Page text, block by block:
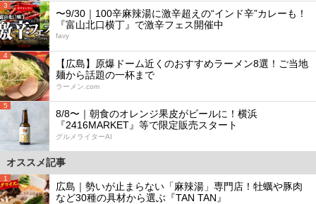
3
〜9/30｜100辛麻辣湯に激辛超えの“インド辛”カレーも！
『富山北口横丁』で激辛フェス開催中
favy
4
【広島】原爆ドーム近くのおすすめラーメン8選！ご当地
麺から話題の一杯まで
ラーメン.com
5
8/8〜｜朝食のオレンジ果皮がビールに！横浜
『2416MARKET』等で限定販売スタート
グルメライターAI
オススメ記事
1
広島｜勢いが止まらない「麻辣湯」専門店！牡蠣や豚肉
など30種の具材から選ぶ『TAN TAN』